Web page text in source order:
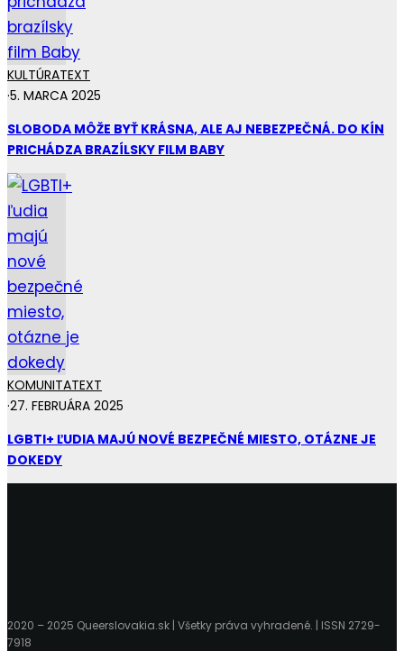
KULTÚRATEXT
·5. MARCA 2025
SLOBODA MÔŽE BYŤ KRÁSNA, ALE AJ NEBEZPEČNÁ. DO KÍN
PRICHÁDZA BRAZÍLSKY FILM BABY
KOMUNITATEXT
·27. FEBRUÁRA 2025
LGBTI+ ĽUDIA MAJÚ NOVÉ BEZPEČNÉ MIESTO, OTÁZNE JE
DOKEDY
2020 – 2025 Queerslovakia.sk | Všetky práva vyhradené. | ISSN 2729-
7918